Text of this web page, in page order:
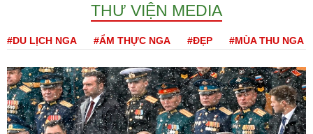
THƯ VIỆN MEDIA
#DU LỊCH NGA #ẨM THỰC NGA #ĐẸP #MÙA THU NGA